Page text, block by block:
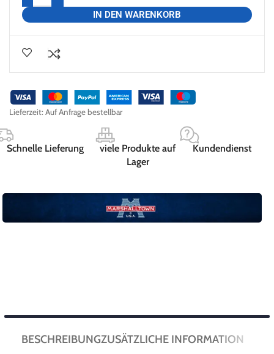
IN DEN WARENKORB
Lieferzeit: Auf Anfrage bestellbar
Schnelle Lieferung
viele Produkte auf
Lager
Kundendienst
BESCHREIBUNGZUSÄTZLICHE INFORMATION